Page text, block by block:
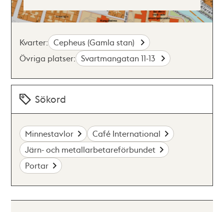
Kvarter: Cepheus (Gamla stan)
Övriga platser: Svartmangatan 11-13
Sökord
Minnestavlor
Café International
Järn- och metallarbetareförbundet
Portar